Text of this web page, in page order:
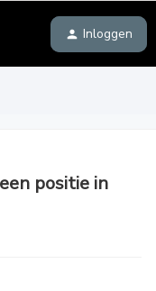
Inloggen
positie in